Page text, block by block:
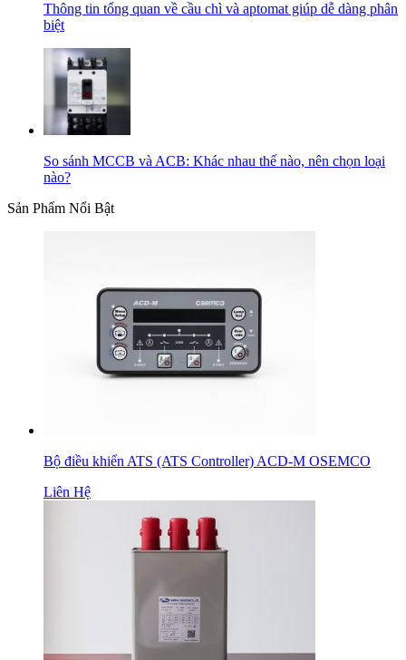
Thông tin tổng quan về cầu chì và aptomat giúp dễ dàng phân
biệt
So sánh MCCB và ACB: Khác nhau thế nào, nên chọn loại
nào?
Sản Phẩm Nổi Bật
Bộ điều khiển ATS (ATS Controller) ACD-M OSEMCO
Liên Hệ